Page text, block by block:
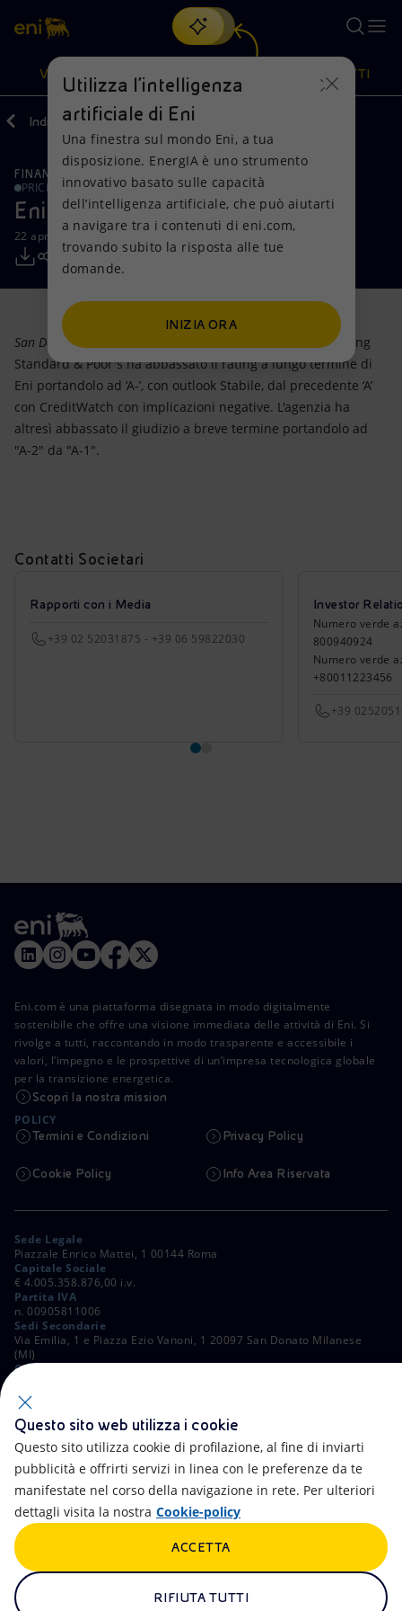
Cerca
scopri EnergIA, la nostra nuova soluzione di intelligenza
artificiale.
VISIONE
Visione
Mission e valori
Persone e Partnership
Net Zero
Modello satellitare
Energia accessibile
Innovazione
Azioni
Diversificazione energetica
Tecnologie per la transizione
Collaborazioni per l'innovazione
Attività nel mondo
PRODOTTI
Prodotti
Imprese
Mobilità
Indietro Media Comunicati Stampa
FINANZA, STRATEGIA E REPORT
PRICE SENSITIVE
Eni: rating di Standard & Poor's
22 aprile 2015 - 18:46 CEST
San Donato Milanese (MI), 22 Aprile 2015
– L'agenzia di rating
Standard & Poor's ha abbassato il rating a lungo termine di
Eni portandolo ad ‘A-’, con outlook Stabile, dal precedente ‘A’
con CreditWatch con implicazioni negative. L'agenzia ha
altresì abbassato il giudizio a breve termine portandolo ad
"A-2" da "A-1".
Contatti Societari
Rapporti con i Media
+39 02 52031875 - +39 06 59822030
Investor
Numero verde
800940924
Numero verde
+80011223456
+39
Eni.com è una piattaforma disegnata in modo digitalmente
sostenibile che offre una visione immediata delle attività di Eni. Si
rivolge a tutti, raccontando in modo trasparente e accessibile i
valori, l’impegno e le prospettive di un’impresa tecnologica globale
per la transizione energetica.
Scopri la nostra mission
POLICY
Termini e Condizioni Privacy Policy
Cookie Policy Info Area Riservata
Sede Legale
Piazzale Enrico Mattei, 1 00144 Roma
Capitale Sociale
€ 4.005.358.876,00 i.v.
Partita IVA
n. 00905811006
Sedi Secondarie
Via Emilia, 1 e Piazza Ezio Vanoni, 1 20097 San Donato Milanese
(MI)
C. Fiscale e Registro Imprese di Roma
ALTRI LINK
Accessibilità Calendario
Newsletter Intelligenza artificiale
Truffe e Phishing
Utilizza l'intelligenza
artificiale di Eni
Una finestra sul mondo Eni, a tua
disposizione. EnergIA è uno strumento
innovativo basato sulle capacità
dell’intelligenza artificiale, che può aiutarti
a navigare tra i contenuti di eni.com,
trovando subito la risposta alle tue
domande.
INIZIA ORA
Questo sito web utilizza i cookie
Questo sito utilizza cookie di profilazione, al fine di inviarti
pubblicità e offrirti servizi in linea con le preferenze da te
manifestate nel corso della navigazione in rete. Per ulteriori
dettagli visita la nostra Cookie-policy
RIFIUTA TUTTI
ACCETTA